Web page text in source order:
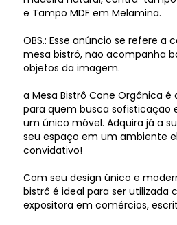
e Tampo MDF em Melamina.
OBS.: Esse anúncio se refere a
mesa bistrô, não acompanha
objetos da imagem.
a Mesa Bistrô Cone Orgânica é
para quem busca sofisticação
um único móvel. Adquira já a
seu espaço em um ambiente
convidativo!
Com seu design único e
bistrô é ideal para ser utilizada
expositora em comércios,